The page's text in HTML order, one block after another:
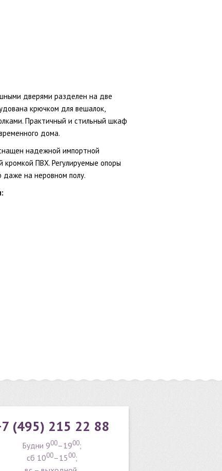
дверями разделен на две
крючком для вешалок,
Практичный и стильный шкаф
дома.
надежной импортной
ПВХ. Регулируемые опоры
даже на неровном полу.
(495) 215 22 88
Будни 900–1900;
сб 1000–1500;